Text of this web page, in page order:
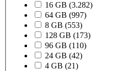
16 GB (3.282)
64 GB (997)
8 GB (553)
128 GB (173)
96 GB (110)
24 GB (42)
4 GB (21)